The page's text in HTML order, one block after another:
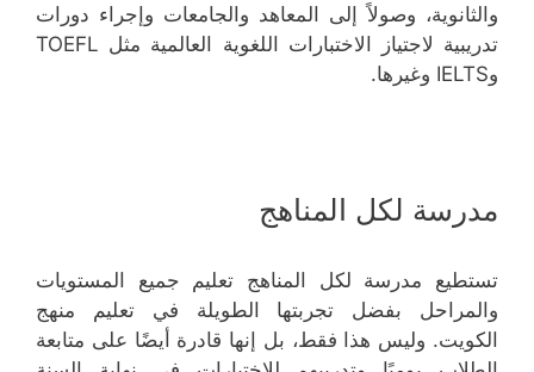
والثانوية، وصولاً إلى المعاهد والجامعات وإجراء دورات
تدريبية لاجتياز الاختبارات اللغوية العالمية مثل TOEFL
وIELTS وغيرها.
مدرسة لكل المناهج
تستطيع مدرسة لكل المناهج تعليم جميع المستويات
والمراحل بفضل تجربتها الطويلة في تعليم منهج
الكويت. وليس هذا فقط، بل إنها قادرة أيضًا على متابعة